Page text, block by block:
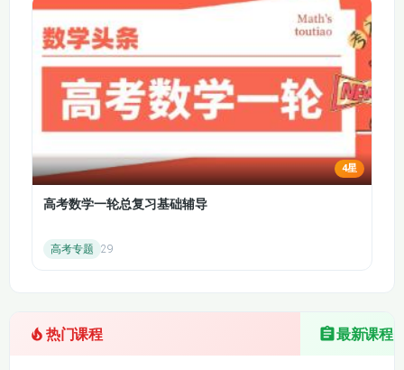
122【五代史】 123【五代史】
124【五代史】 125【五代史】
126【五代史】 127【五代史】
128【五代史】 129【五代史】
130【五代史】
136【宋史】 137【宋史】
念。
四、东汉末年至三国归晋
第 166-185 集：东汉的衰落与三国鼎立
班超投笔从戎，经营西域，展现了开拓精神。造纸术的发明推动
了文化传播。东汉后期，跋扈将军专权，党锢之祸加剧了政治腐
败。医圣张仲景的《伤寒杂病论》贡献卓越，黄巾军起义动摇了
子以令诸侯，煮酒论英雄展现了他的雄才大略。关羽刺颜良诛文
丑，勇猛过人，官渡之战是曹操统一北方的关键战役。孙策霸江
东，孙权治吴，奠定了东吴的基础。刘备三顾茅庐，请出诸葛
了三国鼎立的格局。
葛亮失街亭、病逝五丈原，其鞠躬尽瘁的精神令人敬佩。司马懿
是三国时期的权谋家，高平陵之变夺取曹魏政权，“司马昭之心
4星
高考数学一轮总复习基础辅导
高考专题 29
热门课程 最新课程